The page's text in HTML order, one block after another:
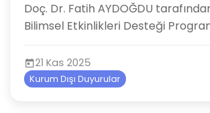
Doç. Dr. Fatih AYDOĞDU
Bilimsel Etkinlikleri Desteği
21 Kas 2025
Kurum Dışı Duyurular